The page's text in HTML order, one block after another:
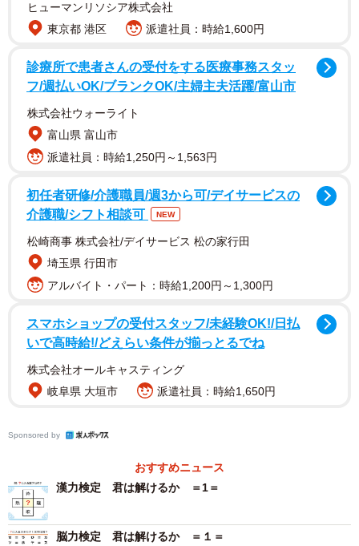
料理を待つ間、そして食事中にも楽しめるこの漢字クイ
で、何問か紹介してみましょう。
魚へん+引き分け＝タイ
引き分けと言えば、英語で「タイ」。これは見たまんま
です。お次は…
魚へん＋部活＝カニ
ちょっと難易度が上がった気もしますが、これも考え方
は似ています。部活は英語で「クラブ活動」。そして、綴
りは違いますが「カニ」は英語で「クラブ」だから…とい
うことだそうです。
魚へん＋部活でカニ…確かに両方とも“クラブ”です
魚へん＋西城秀樹＝カレイ
ヒューマンリソシア株式会社
東京都 港区
派遣社員：時給1,600円
診療所で患者さんの受付をする医療事務スタッ
フ/週払いOK/ブランクOK/主婦主夫活躍/富山市
株式会社ウォーライト
富山県 富山市
派遣社員：時給1,250円～1,563円
初任者研修/介護職員/週3から可/デイサービスの
介護職/シフト相談可
NEW
松崎商事 株式会社/デイサービス 松の家行田
埼玉県 行田市
アルバイト・パート：時給1,200円～1,300円
スマホショップの受付スタッフ/未経験OK!/日払
いで高時給!/どえらい条件が揃っとるでね
株式会社オールキャスティング
岐阜県 大垣市
派遣社員：時給1,650円
Sponsored by
おすすめニュース
漢力検定 君は解けるか ＝1＝
脳力検定 君は解けるか ＝１＝